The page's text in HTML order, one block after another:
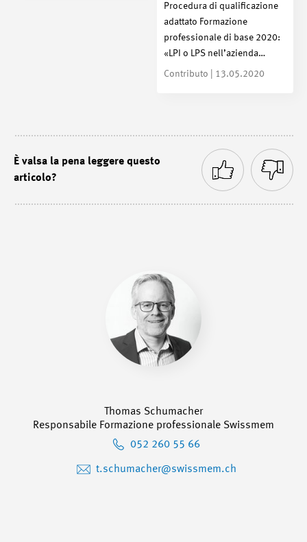
Procedura di qualificazione
adattato Formazione
professionale di base 2020:
«LPI o LPS nell’azienda…
Contributo | 13.05.2020
È valsa la pena leggere questo
articolo?
Thomas Schumacher
Responsabile Formazione professionale Swissmem
052 260 55 66
t.schumacher@swissmem.ch